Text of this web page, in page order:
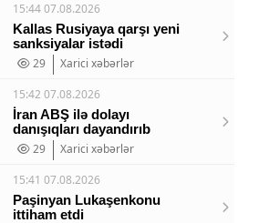
15:44 07.08.2026
Kallas Rusiyaya qarşı yeni
sanksiyalar istədi
29
Xarici xəbərlər
15:42 07.08.2026
İran ABŞ ilə dolayı
danışıqları dayandırıb
29
Xarici xəbərlər
15:41 07.08.2026
Paşinyan Lukaşenkonu
ittiham etdi